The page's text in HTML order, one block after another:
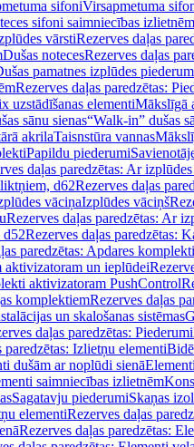
sifoniVirsapmetuma
sifoni saimniecības izlietnēm
vārstiRezerves daļas
Dušas notecesRezerves daļas
pamatnes izplūdes
Rezerves daļas paredzētas:
uzstādīšanas elementiMākslīgā
sānu sienas“Walk-in” dušas
akrilaTaisnstūra vannas
Papildu piederumi
daļas paredzētas: Ar
d62Rezerves daļas
vāciņaIzplūdes vāciņš
Rezerves daļas paredzētas: Ar
Rezerves daļas paredzētas:
paredzētas: Apdares
aktivizatoram un ieplūdei
aktivizatoram PushControl
komplektiemRezerves daļas
un skalošanas sistēmas
daļas paredzētas: Piederumi
paredzētas: Izlietņu elementi
dušām ar noplūdi sienā
saimniecības izlietnēm
Sagatavju piederumiSkaņas
elementiRezerves daļas
Rezerves daļas paredzētas: